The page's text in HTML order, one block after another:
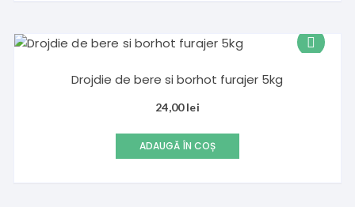
Drojdie de bere si borhot furajer 5kg
24,00lei
ADAUGĂ ÎN COȘ